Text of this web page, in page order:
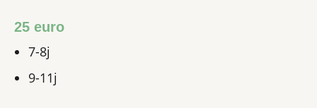
25 euro
7-8j
9-11j